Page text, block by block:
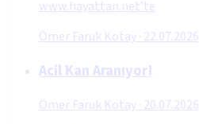
www.hayattan.net’te
Ömer Faruk Kotay· 22.07.2026
Acil Kan Aranıyor!
Ömer Faruk Kotay· 20.07.2026